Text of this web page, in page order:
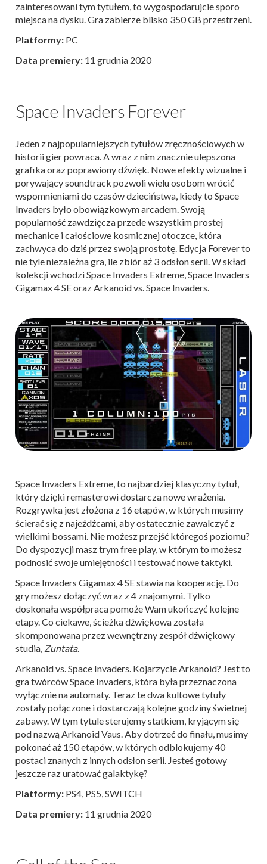
zainteresowani tym tytułem, to wygospodarujcie sporo
miejsca na dysku. Gra zabierze blisko 350 GB przestrzeni.
Platformy: PC
Data premiery: 11 grudnia 2020
Space Invaders Forever
Jeden z najpopularniejszych tytułów zręcznościowych w
historii gier powraca. A wraz z nim znacznie ulepszona
grafika oraz poprawiony dźwięk. Nowe efekty wizualne i
porywający soundtrack pozwoli wielu osobom wrócić
wspomnieniami do czasów dzieciństwa, kiedy to Space
Invaders było obowiązkowym arcadem. Swoją
popularność zawdzięcza przede wszystkim prostej
mechanice i całościowe kosmicznej otoczce, która
zachwyca do dziś przez swoją prostotę. Edycja Forever to
nie tyle niezależna gra, ile zbiór aż 3 odsłon serii. W skład
kolekcji wchodzi Space Invaders Extreme, Space Invaders
Gigamax 4 SE oraz Arkanoid vs. Space Invaders.
Space Invaders Extreme, to najbardziej klasyczny tytuł,
który dzięki remasterowi dostarcza nowe wrażenia.
Rozgrywka jest złożona z 16 etapów, w których musimy
ścierać się z najeźdźcami, aby ostatecznie zawalczyć z
wielkimi bossami. Nie możesz przejść któregoś poziomu?
Do dyspozycji masz trym free play, w którym to możesz
podnosić swoje umiejętności i testować nowe taktyki.
Space Invaders Gigamax 4 SE stawia na kooperację. Do
gry możesz dołączyć wraz z 4 znajomymi. Tylko
doskonała współpraca pomoże Wam ukończyć kolejne
etapy. Co ciekawe, ścieżka dźwiękowa została
skomponowana przez wewnętrzny zespół dźwiękowy
studia, Zuntata.
Arkanoid vs. Space Invaders. Kojarzycie Arkanoid? Jest to
gra twórców Space Invaders, która była przeznaczona
wyłącznie na automaty. Teraz te dwa kultowe tytuły
zostały połączone i dostarczają kolejne godziny świetnej
zabawy. W tym tytule sterujemy statkiem, kryjącym się
pod nazwą Arkanoid Vaus. Aby dotrzeć do finału, musimy
pokonać aż 150 etapów, w których odblokujemy 40
postaci znanych z innych odsłon serii. Jesteś gotowy
jeszcze raz uratować galaktykę?
Platformy: PS4, PS5, SWITCH
Data premiery: 11 grudnia 2020